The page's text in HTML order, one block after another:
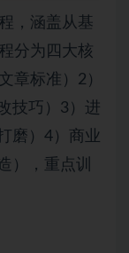
，涵盖从基
分为四大核
章标准）2）
技巧）3）进
磨）4）商业
），重点训